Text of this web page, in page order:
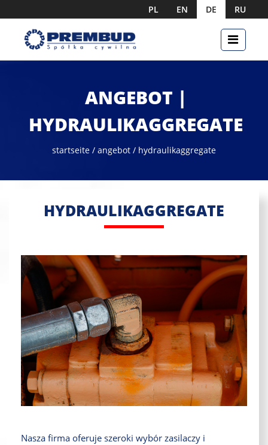
PL EN DE RU
ANGEBOT |
HYDRAULIKAGGREGATE
startseite / angebot / hydraulikaggregate
HYDRAULIKAGGREGATE
Nasza firma oferuje szeroki wybór zasilaczy i